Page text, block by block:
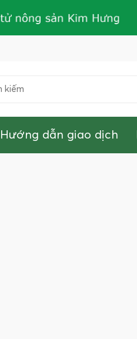
Hướng dẫn giao dịch